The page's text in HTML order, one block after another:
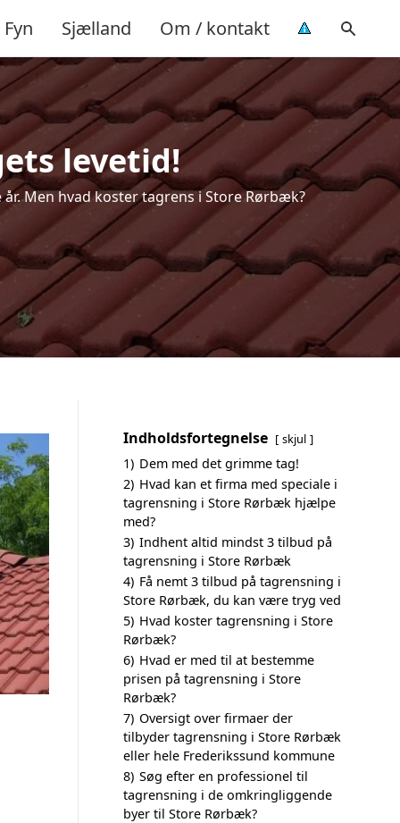
Fyn Sjælland Om / kontakt
levetid!
Men hvad koster tagrens i Store Rørbæk?
Indholdsfortegnelse skjul
1) Dem med det grimme tag!
2) Hvad kan et firma med speciale i
tagrensning i Store Rørbæk hjælpe
med?
3) Indhent altid mindst 3 tilbud på
tagrensning i Store Rørbæk
4) Få nemt 3 tilbud på tagrensning i
Store Rørbæk, du kan være tryg ved
5) Hvad koster tagrensning i Store
Rørbæk?
6) Hvad er med til at bestemme
prisen på tagrensning i Store
Rørbæk?
7) Oversigt over firmaer der
tilbyder tagrensning i Store Rørbæk
eller hele Frederikssund kommune
8) Søg efter en professionel til
tagrensning i de omkringliggende
byer til Store Rørbæk?